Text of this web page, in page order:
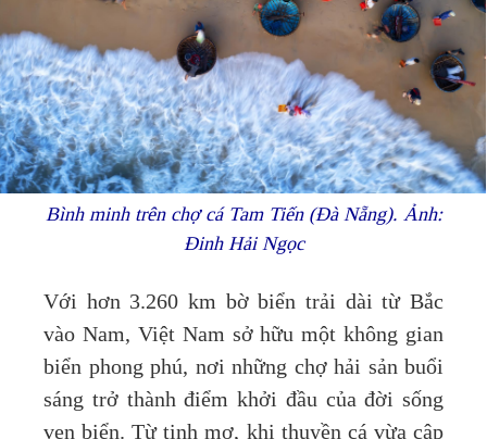
Bình minh trên chợ cá Tam Tiến (Đà Nẵng). Ảnh:
Đinh Hải Ngọc
Với hơn 3.260 km bờ biển trải dài từ Bắc
vào Nam, Việt Nam sở hữu một không gian
biển phong phú, nơi những chợ hải sản buổi
sáng trở thành điểm khởi đầu của đời sống
ven biển. Từ tinh mơ, khi thuyền cá vừa cập